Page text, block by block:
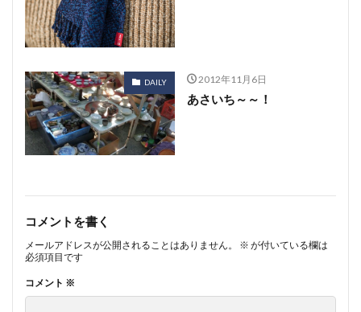
DAILY 2012年11月6日
あさいち～～！
コメントを書く
メールアドレスが公開されることはありません。 ※ が付いている欄は
必須項目です
コメント ※